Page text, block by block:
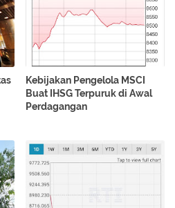
Kebijakan Pengelola MSCI
Buat IHSG Terpuruk di Awal
Perdagangan